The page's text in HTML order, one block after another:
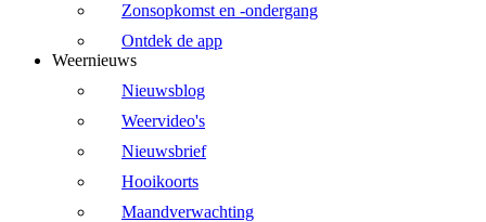
Zonsopkomst en -ondergang
Ontdek de app
Weernieuws
Nieuwsblog
Weervideo's
Nieuwsbrief
Hooikoorts
Maandverwachting